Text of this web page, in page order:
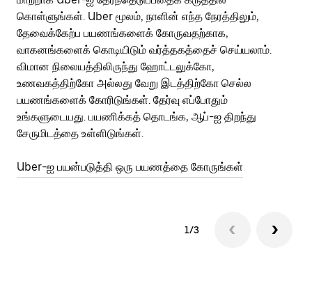
கொள்ளுங்கள். Uber மூலம், நாளின் எந்த நேரத்திலும்,
தேவைக்கேற்ப பயணங்களைக் கோருவதற்காக,
வாகனங்களைக் கொடியிடும் வர்த்தகத்தைச் செய்யலாம்.
விமான நிலையத்திலிருந்து ஹோட்டலுக்கோ,
உணவகத்திற்கோ அல்லது வேறு இடத்திற்கோ செல்ல
பயணங்களைக் கோரிடுங்கள். தேர்வு எப்போதும்
உங்களுடையது. பயணிக்கத் தொடங்க, ஆப்-ஐ திறந்து
சேருமிடத்தை உள்ளிடுங்கள்.
Uber-ஐ பயன்படுத்தி ஒரு பயணத்தை கோருங்கள்
1/3